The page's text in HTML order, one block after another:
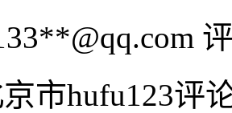
市hufu123评